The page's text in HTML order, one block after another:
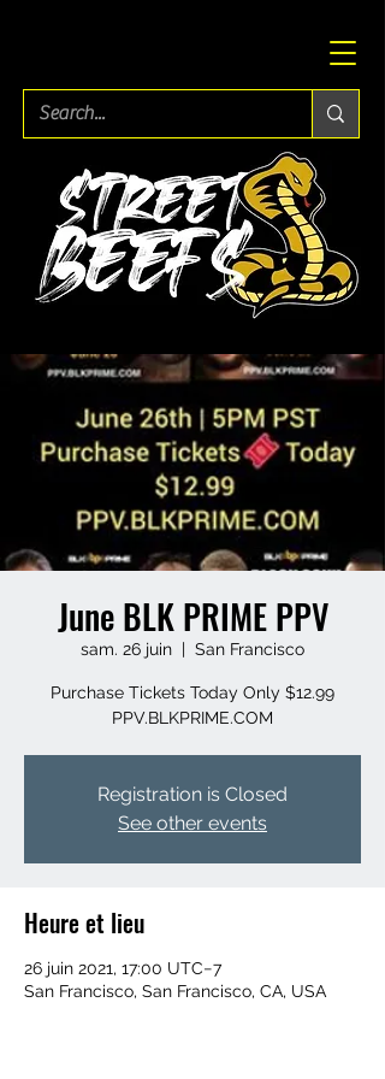
June BLK PRIME PPV
sam. 26 juin
  |
San Francisco
Purchase Tickets Today Only $12.99
PPV.BLKPRIME.COM
Registration is Closed
See other events
Heure et lieu
26 juin 2021, 17:00 UTC−7
San Francisco, San Francisco, CA, USA